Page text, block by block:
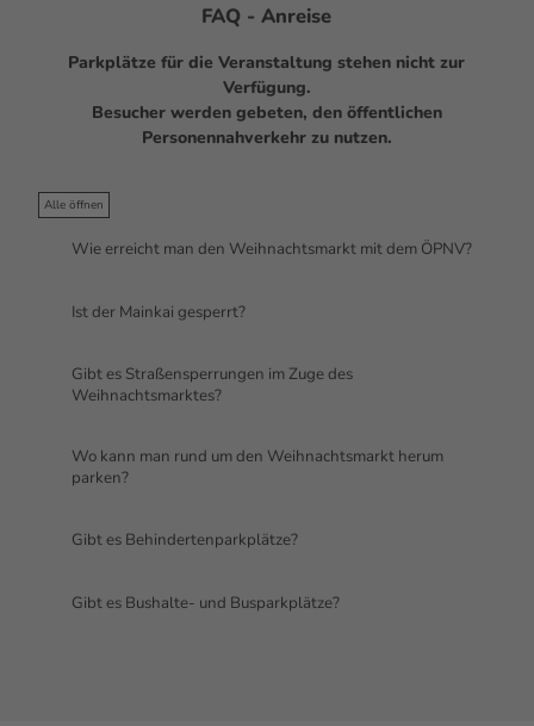
FAQ - Anreise
Parkplätze für die Veranstaltung stehen nicht zur
Verfügung.
Besucher werden gebeten, den öffentlichen
Personennahverkehr zu nutzen.
Alle öffnen
Wie erreicht man den Weihnachtsmarkt mit dem ÖPNV?
Ist der Mainkai gesperrt?
Gibt es Straßensperrungen im Zuge des
Weihnachtsmarktes?
Wo kann man rund um den Weihnachtsmarkt herum
parken?
Gibt es Behindertenparkplätze?
Gibt es Bushalte- und Busparkplätze?